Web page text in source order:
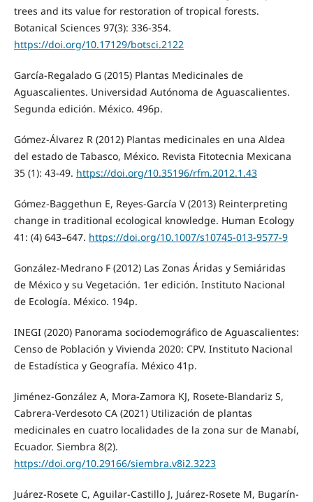
trees and its value for restoration of tropical forests.
Botanical Sciences 97(3): 336-354.
https://doi.org/10.17129/botsci.2122
García-Regalado G (2015) Plantas Medicinales de
Aguascalientes. Universidad Autónoma de Aguascalientes.
Segunda edición. México. 496p.
Gómez-Álvarez R (2012) Plantas medicinales en una Aldea
del estado de Tabasco, México. Revista Fitotecnia Mexicana
35 (1): 43-49. https://doi.org/10.35196/rfm.2012.1.43
Gómez-Baggethun E, Reyes-García V (2013) Reinterpreting
change in traditional ecological knowledge. Human Ecology
41: (4) 643–647. https://doi.org/10.1007/s10745-013-9577-9
González-Medrano F (2012) Las Zonas Áridas y Semiáridas
de México y su Vegetación. 1er edición. Instituto Nacional
de Ecología. México. 194p.
INEGI (2020) Panorama sociodemográfico de Aguascalientes:
Censo de Población y Vivienda 2020: CPV. Instituto Nacional
de Estadística y Geografía. México 41p.
Jiménez-González A, Mora-Zamora KJ, Rosete-Blandariz S,
Cabrera-Verdesoto CA (2021) Utilización de plantas
medicinales en cuatro localidades de la zona sur de Manabí,
Ecuador. Siembra 8(2).
https://doi.org/10.29166/siembra.v8i2.3223
Juárez-Rosete C, Aguilar-Castillo J, Juárez-Rosete M, Bugarín-